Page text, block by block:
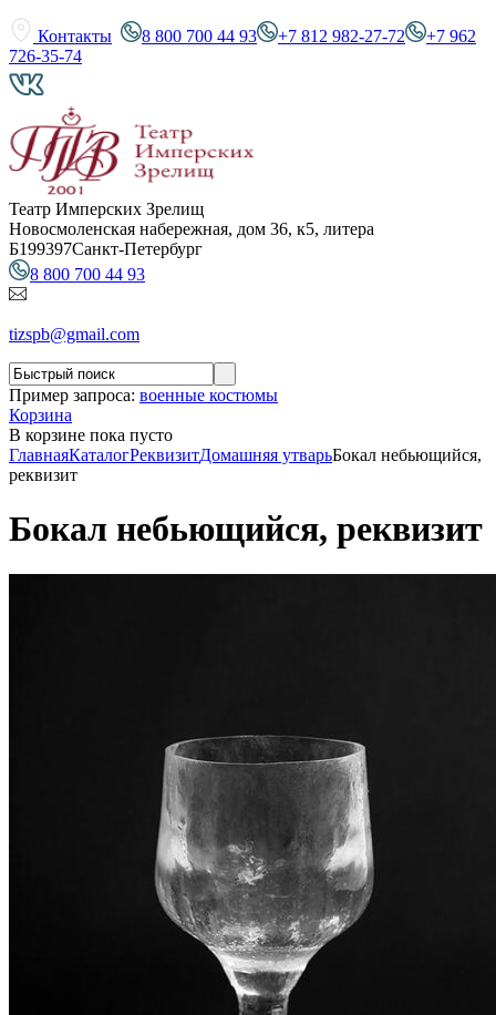
Контакты 8 800 700 44 93 +7 812 982-27-72
+7 962
726-35-74
Театр Имперских Зрелищ
Новосмоленская набережная, дом 36, к5, литера
Б199397Санкт-Петербург
8 800 700 44 93
tizspb@gmail.com
Пример запроса: военные костюмы
Корзина
В корзине пока пусто
ГлавнаяКаталогРеквизитДомашняя утварьБокал небьющийся,
реквизит
Бокал небьющийся, реквизит